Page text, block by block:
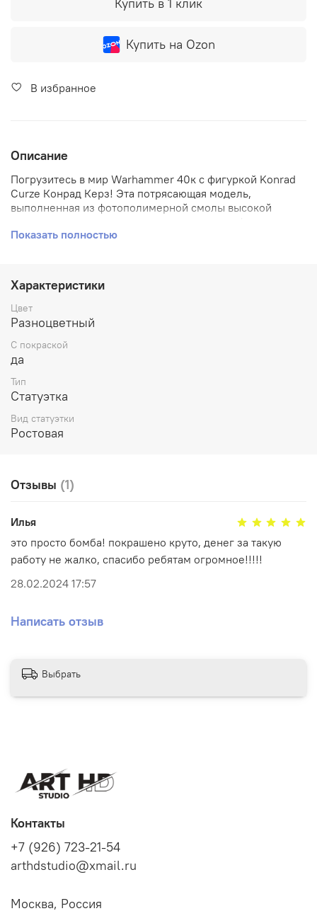
Купить на Ozon
В избранное
Описание
Погрузитесь в мир Warhammer 40к с фигуркой Konrad
Curze Конрад Керз! Эта потрясающая модель,
выполненная из фотополимерной смолы высокой
увлекательного мира. Частично разобранная для
отправляйтесь в эпические битвы против других
игроков или же используйте её как элемент декора -
выбор за вами! Насладитесь качеством и
реалистичностью каждой детали этого неподражаемого
Curze Конрад Керз уже сегодня и окунитесь в
уникальную вселенную!
Показать полностью
Характеристики
Цвет
Разноцветный
С покраской
да
Тип
Статуэтка
Вид статуэтки
Ростовая
Отзывы (1)
Илья
это просто бомба! покрашено круто, денег за такую
работу не жалко, спасибо ребятам огромное!!!!!
28.02.2024 17:57
Написать отзыв
Выбрать
Контакты
+7 (926) 723-21-54
arthdstudio@xmail.ru
Москва, Россия